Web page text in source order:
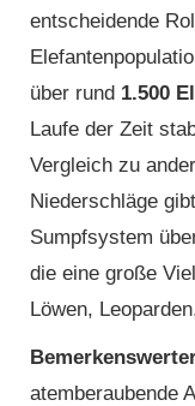
entscheidende
über rund 1.500
Laufe der Zeit
Vergleich zu
Niederschläge
Sumpfsystem
die eine große
Löwen,
atemberaubende